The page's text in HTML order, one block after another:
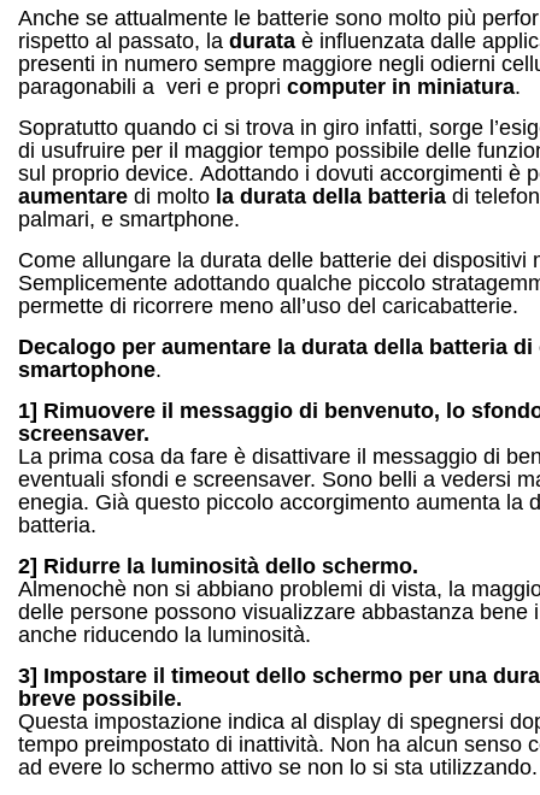
Anche se attualmente le batterie sono molto più
rispetto al passato, la durata è influenzata dalle
presenti in numero sempre maggiore negli odierni
paragonabili a veri e propri computer in miniatura.
Sopratutto quando ci si trova in giro infatti, sorge
di usufruire per il maggior tempo possibile delle
sul proprio device. Adottando i dovuti accorgimenti è
aumentare di molto la durata della batteria di
palmari, e smartphone.
Come allungare la durata delle batterie dei dispositivi
Semplicemente adottando qualche piccolo
permette di ricorrere meno all’uso del caricabatterie.
Decalogo per aumentare la durata della batteria
smartophone.
1] Rimuovere il messaggio di benvenuto, lo
screensaver.
La prima cosa da fare è disattivare il messaggio di
eventuali sfondi e screensaver. Sono belli a vedersi
enegia. Già questo piccolo accorgimento aumenta la
batteria.
2] Ridurre la luminosità dello schermo.
Almenochè non si abbiano problemi di vista, la
delle persone possono visualizzare abbastanza bene
anche riducendo la luminosità.
3] Impostare il timeout dello schermo per una
breve possibile.
Questa impostazione indica al display di spegnersi
tempo preimpostato di inattività. Non ha alcun senso
ad evere lo schermo attivo se non lo si sta utilizzando.